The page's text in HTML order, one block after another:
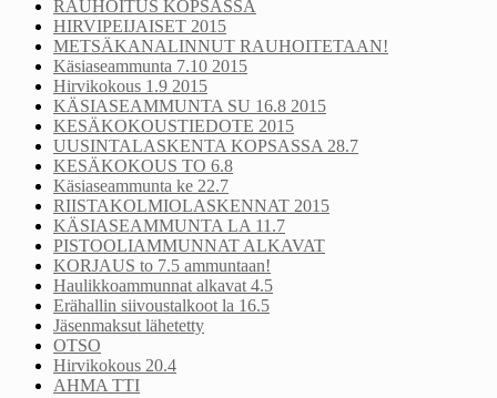
RAUHOITUS KOPSASSA
HIRVIPEIJAISET 2015
METSÄKANALINNUT RAUHOITETAAN!
Käsiaseammunta 7.10 2015
Hirvikokous 1.9 2015
KÄSIASEAMMUNTA SU 16.8 2015
KESÄKOKOUSTIEDOTE 2015
UUSINTALASKENTA KOPSASSA 28.7
KESÄKOKOUS TO 6.8
Käsiaseammunta ke 22.7
RIISTAKOLMIOLASKENNAT 2015
KÄSIASEAMMUNTA LA 11.7
PISTOOLIAMMUNNAT ALKAVAT
KORJAUS to 7.5 ammuntaan!
Haulikkoammunnat alkavat 4.5
Erähallin siivoustalkoot la 16.5
Jäsenmaksut lähetetty
OTSO
Hirvikokous 20.4
AHMA TTI